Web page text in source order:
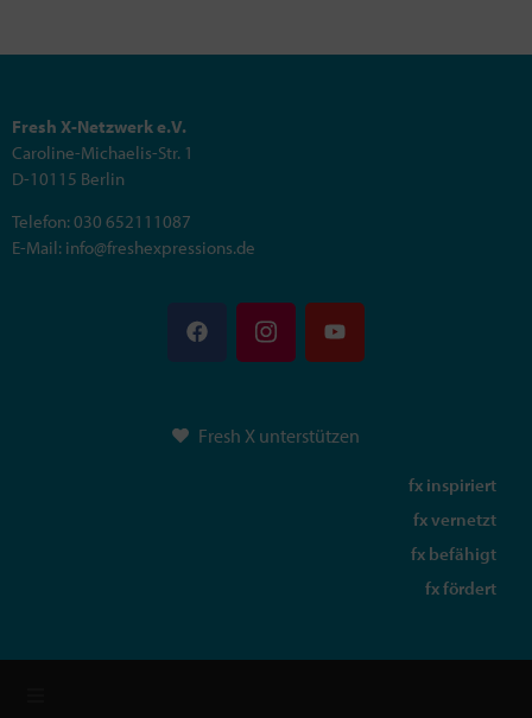
Fresh X-Netzwerk e.V.
Caroline-Michaelis-Str. 1
D-10115 Berlin
Telefon: 030 652111087
E-Mail: info@freshexpressions.de
Fresh X unterstützen
fx inspiriert
fx vernetzt
fx befähigt
fx fördert